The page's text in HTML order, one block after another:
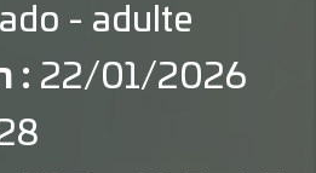
ado - adulte
: 22/01/2026